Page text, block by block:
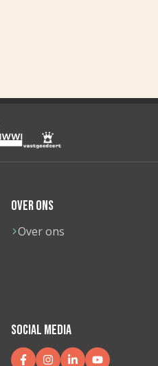
OVER ONS
Over ons
SOCIAL MEDIA